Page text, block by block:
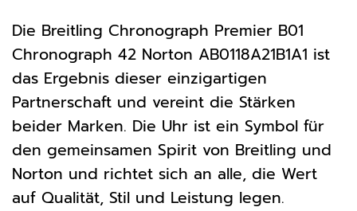
Die Breitling Chronograph Premier B01
Chronograph 42 Norton AB0118A21B1A1 ist
das Ergebnis dieser einzigartigen
Partnerschaft und vereint die Stärken
beider Marken. Die Uhr ist ein Symbol für
den gemeinsamen Spirit von Breitling und
Norton und richtet sich an alle, die Wert
auf Qualität, Stil und Leistung legen.